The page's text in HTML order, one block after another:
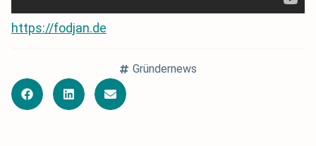
https://fodjan.de
Gründernews